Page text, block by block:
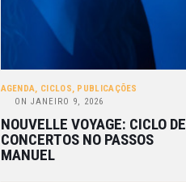
AGENDA, CICLOS, PUBLICAÇÕES
ON JANEIRO 9, 2026
NOUVELLE VOYAGE: CICLO DE
CONCERTOS NO PASSOS
MANUEL